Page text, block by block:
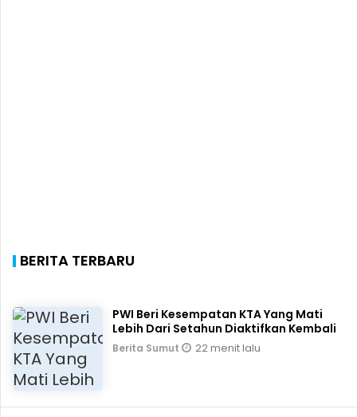
BERITA TERBARU
PWI Beri Kesempatan KTA Yang Mati
Lebih Dari Setahun Diaktifkan Kembali
Berita Sumut 22 menit lalu